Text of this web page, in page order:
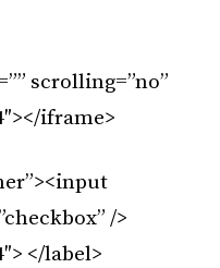
scrolling=”no”
iframe>
/>
</label>